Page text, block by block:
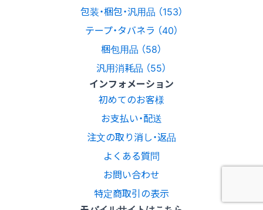
包装・梱包・汎用品 （153）
テープ・タバネラ （40）
梱包用品 （58）
汎用消耗品 （55）
インフォメーション
初めてのお客様
お支払い・配送
注文の取り消し・返品
よくある質問
お問い合わせ
特定商取引の表示